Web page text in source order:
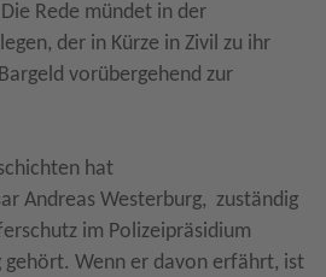
Rede mündet in der
der in Kürze in Zivil zu ihr
vorübergehend zur
hat
Andreas Westerburg, zuständig
im Polizeipräsidium
gehört. Wenn er davon erfährt, ist